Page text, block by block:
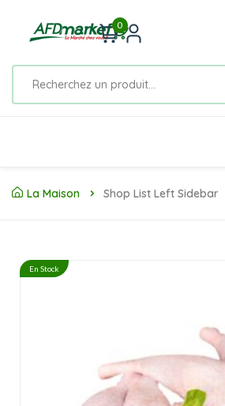
0
La Maison Shop List Left Sidebar
En Stock